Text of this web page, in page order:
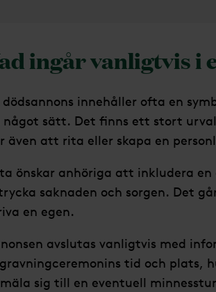
ingår vanligtvis i
dödsannons innehåller ofta en
något sätt. Det finns ett stort
även att rita eller skapa en
önskar anhöriga att inkludera
saknaden och sorgen. Det
en egen.
avslutas vanligtvis med
tid och plats,
sig till en eventuell